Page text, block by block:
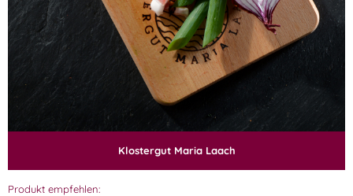
Klostergut Maria Laach
Produkt empfehlen: